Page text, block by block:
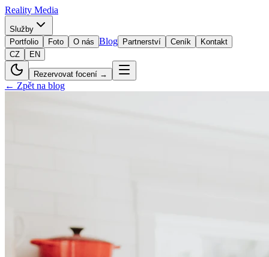
Reality Media
Služby
Portfolio
Foto O nás Blog Partnerství Ceník
Kontakt
CZ
EN
Rezervovat focení →
← Zpět na blog